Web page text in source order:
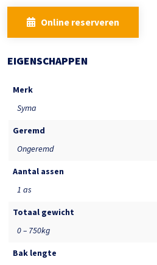
Online reserveren
EIGENSCHAPPEN
Merk
Syma
Geremd
Ongeremd
Aantal assen
1 as
Totaal gewicht
0 – 750kg
Bak lengte